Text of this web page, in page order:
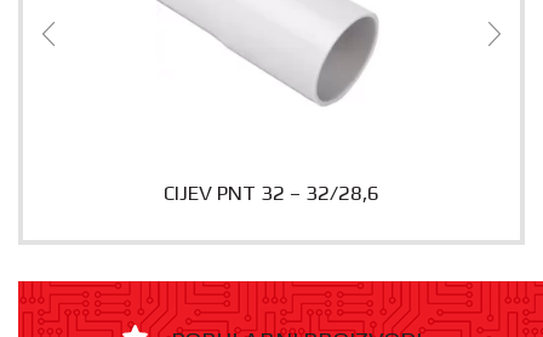
CIJEV PNT 32 – 32/28,6